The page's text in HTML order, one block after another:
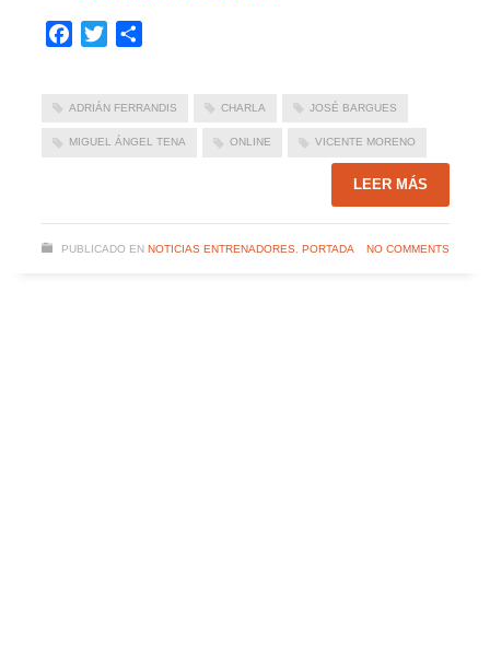
Facebook
Twitter
ADRIÁN FERRANDIS CHARLA JOSÉ BARGUES
MIGUEL ÁNGEL TENA ONLINE VICENTE MORENO
LEER MÁS
PUBLICADO EN NOTICIAS ENTRENADORES, PORTADA NO COMMENTS